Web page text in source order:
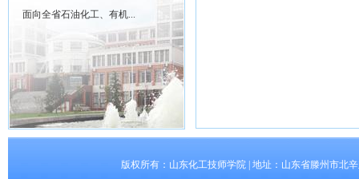
面向全省石油化工、有机...
版权所有：山东化工技师学院 | 地址：山东省滕州市北